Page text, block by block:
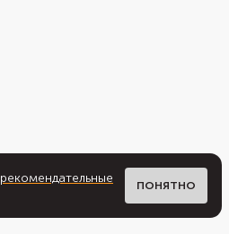
рекомендательные
ПОНЯТНО